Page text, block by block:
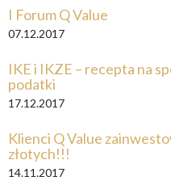
I Forum Q Value
07.12.2017
IKE i IKZE – recepta na
podatki
17.12.2017
Klienci Q Value
złotych!!!
14.11.2017